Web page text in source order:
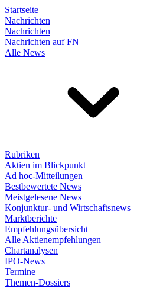
Startseite
Nachrichten
Nachrichten
Nachrichten auf FN
Alle News
Rubriken
Aktien im Blickpunkt
Ad hoc-Mitteilungen
Bestbewertete News
Meistgelesene News
Konjunktur- und Wirtschaftsnews
Marktberichte
Empfehlungsübersicht
Alle Aktienempfehlungen
Chartanalysen
IPO-News
Termine
Themen-Dossiers